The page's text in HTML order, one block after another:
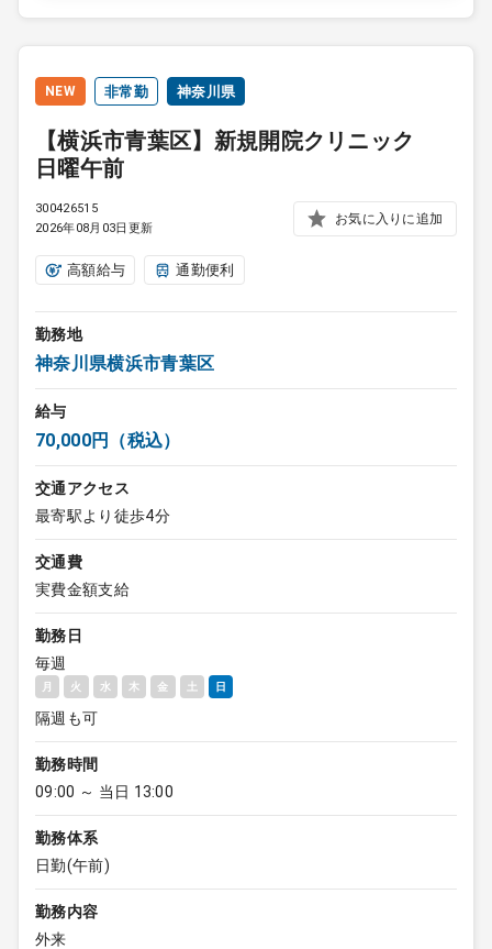
NEW 非常勤 神奈川県
【横浜市青葉区】新規開院クリニック
日曜午前
300426515
2026年08月03日更新
お気に入りに追加
高額給与 通勤便利
勤務地
神奈川県横浜市青葉区
給与
70,000円（税込）
交通アクセス
最寄駅より徒歩4分
交通費
実費金額支給
勤務日
毎週
月 火 水 木 金 土 日
隔週も可
勤務時間
09:00 ～ 当日 13:00
勤務体系
日勤(午前)
勤務内容
外来